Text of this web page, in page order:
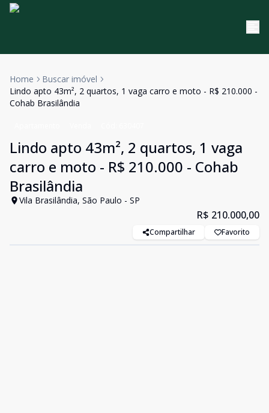
Home
Buscar imóvel
Lindo apto 43m², 2 quartos, 1 vaga carro e moto - R$ 210.000 -
Cohab Brasilândia
Lindo apto 43m², 2 quartos, 1 vaga
carro e moto - R$ 210.000 - Cohab
Brasilândia
Vila Brasilândia, São Paulo - SP
R$ 210.000,00
Compartilhar Favorito